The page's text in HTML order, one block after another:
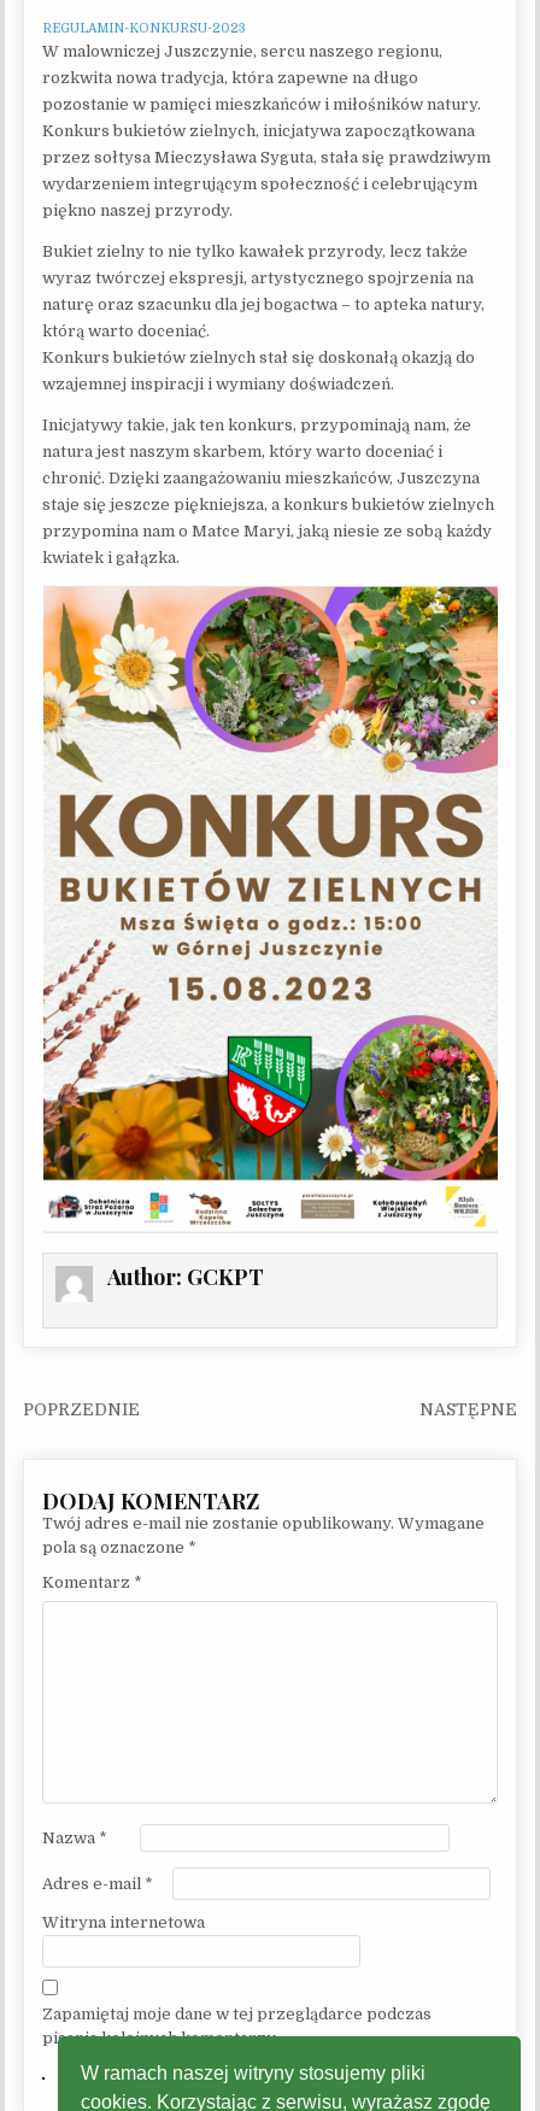
REGULAMIN-KONKURSU-2023
W malowniczej Juszczynie, sercu naszego regionu,
rozkwita nowa tradycja, która zapewne na długo
pozostanie w pamięci mieszkańców i miłośników natury.
Konkurs bukietów zielnych, inicjatywa zapoczątkowana
przez sołtysa Mieczysława Syguta, stała się prawdziwym
wydarzeniem integrującym społeczność i celebrującym
piękno naszej przyrody.
Bukiet zielny to nie tylko kawałek przyrody, lecz także
wyraz twórczej ekspresji, artystycznego spojrzenia na
naturę oraz szacunku dla jej bogactwa – to apteka natury,
którą warto doceniać.
Konkurs bukietów zielnych stał się doskonałą okazją do
wzajemnej inspiracji i wymiany doświadczeń.
Inicjatywy takie, jak ten konkurs, przypominają nam, że
natura jest naszym skarbem, który warto doceniać i
chronić. Dzięki zaangażowaniu mieszkańców, Juszczyna
staje się jeszcze piękniejsza, a konkurs bukietów zielnych
przypomina nam o Matce Maryi, jaką niesie ze sobą każdy
kwiatek i gałązka.
Author: GCKPT
Nawigacja wpisu
Twój adres e-mail nie zostanie opublikowany. Wymagane
pola są oznaczone *
Komentarz *
Nazwa *
Adres e-mail *
Witryna internetowa
Zapamiętaj moje dane w tej przeglądarce podczas
pisania kolejnych komentarzy.
W ramach naszej witryny stosujemy pliki
cookies. Korzystając z serwisu, wyrażasz zgodę